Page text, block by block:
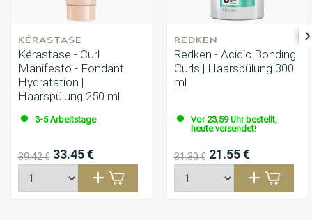
KÉRASTASE
Kérastase - Curl
Manifesto - Fondant
Hydratation |
Haarspülung 250 ml
3-5 Arbeitstage
39.42 € 33.45 €
REDKEN
Redken - Acidic Bonding
Curls | Haarspülung 300
ml
Vor 23:59 Uhr bestellt,
heute versendet!
31.30 € 21.55 €